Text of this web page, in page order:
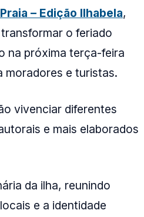
– Edição Ilhabela,
o feriado
na próxima terça-feira
moradores e turistas.
vivenciar diferentes
e mais elaborados
da ilha, reunindo
e a identidade